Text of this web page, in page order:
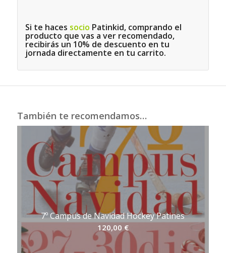
Si te haces socio Patinkid, comprando el
producto que vas a ver recomendado,
recibirás un 10% de descuento en tu
jornada directamente en tu carrito.
También te recomendamos…
7º Campus de Navidad Hockey Patines
120,00 €